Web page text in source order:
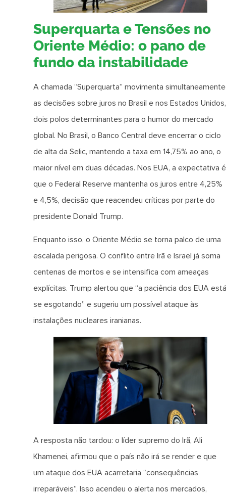
Superquarta e Tensões no
Oriente Médio: o pano de
fundo da instabilidade
A chamada “Superquarta” movimenta simultaneamente
as decisões sobre juros no Brasil e nos Estados Unidos,
dois polos determinantes para o humor do mercado
global. No Brasil, o Banco Central deve encerrar o ciclo
de alta da Selic, mantendo a taxa em 14,75% ao ano, o
maior nível em duas décadas. Nos EUA, a expectativa é
que o Federal Reserve mantenha os juros entre 4,25%
e 4,5%, decisão que reacendeu críticas por parte do
presidente Donald Trump.
Enquanto isso, o Oriente Médio se torna palco de uma
escalada perigosa. O conflito entre Irã e Israel já soma
centenas de mortos e se intensifica com ameaças
explícitas. Trump alertou que “a paciência dos EUA está
se esgotando” e sugeriu um possível ataque às
instalações nucleares iranianas.
A resposta não tardou: o líder supremo do Irã, Ali
Khamenei, afirmou que o país não irá se render e que
um ataque dos EUA acarretaria “consequências
irreparáveis”. Isso acendeu o alerta nos mercados,